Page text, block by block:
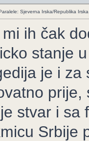
Sjeverna Irska/Republika
ih čak
stanje
je i za
prije,
stvar i sa
Srbije